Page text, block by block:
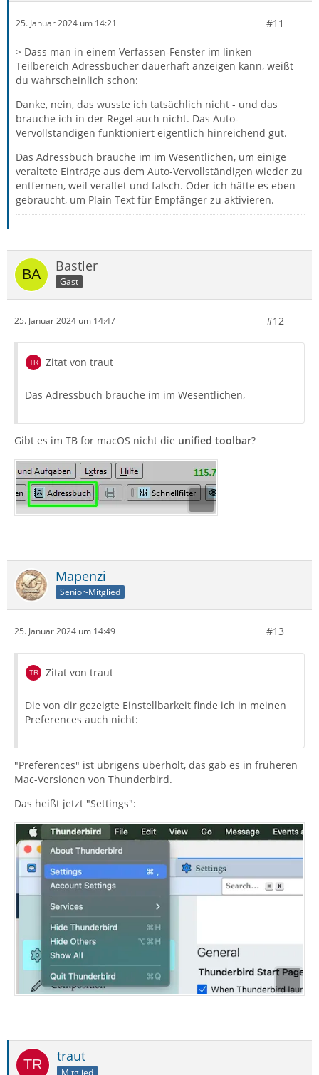
25. Januar 2024 um 14:21 #11
> Dass man in einem Verfassen-Fenster im linken
Teilbereich Adressbücher dauerhaft anzeigen kann, weißt
du wahrscheinlich schon:
Danke, nein, das wusste ich tatsächlich nicht - und das
brauche ich in der Regel auch nicht. Das Auto-
Vervollständigen funktioniert eigentlich hinreichend gut.
Das Adressbuch brauche im im Wesentlichen, um einige
veraltete Einträge aus dem Auto-Vervollständigen wieder zu
entfernen, weil veraltet und falsch. Oder ich hätte es eben
gebraucht, um Plain Text für Empfänger zu aktivieren.
Bastler
Gast
25. Januar 2024 um 14:47 #12
Zitat von traut
Das Adressbuch brauche im im Wesentlichen,
Gibt es im TB for macOS nicht die unified toolbar?
Mapenzi
Senior-Mitglied
25. Januar 2024 um 14:49 #13
Zitat von traut
Die von dir gezeigte Einstellbarkeit finde ich in meinen
Preferences auch nicht:
"Preferences" ist übrigens überholt, das gab es in früheren
Mac-Versionen von Thunderbird.
Das heißt jetzt "Settings":
traut
Mitglied